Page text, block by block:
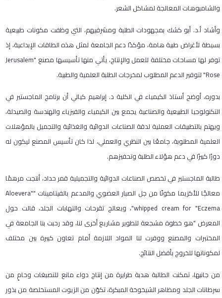
والشامبوهات المعالجة لمشاكل الشعر.
وأشاد أ.د. أبو كشك بمجهودات الطلبة ومشرفيهم، التي وظفت مكونات طبيعية
بسيطة لأغراض طبية هامة، مؤكدًا دعم الجامعة لمثل هذه الطاقات الإبداعية، إذ
توفر لها مساحات مختلفة للعمل والإنتاج، يأتي منها تأسيسها مصنع "Jerusalem
Rose" لتوفير الدعم المطلوب لمخرجات الطلبة العلمية والطبية.
بدوره، أوضح أستاذ الكيمياء في الكلية د. إبراهيم كيالي أن برنامج الماجستير في
التكنولوجيا الطبيعية والصناعية يجمع بين الكيمياء والفيزياء والهندسة والصيدلة،
ويهتم بالتطبيقات العملية لدقة الصناعات الدوائية والغذائية والتجميل بالمؤهلات
العلمية المطلوبة، جامعًا بين النظري والعملي، لذا كان تأسيس المصنع ليكون له
دورًا كبيرًا في دعم هؤلاء الطلبة وتحفيزهم.
طالبة الماجستير في تخصص الصناعات الدوائية والتجميلية قمر حداد، أنتجت مرهمًا
معالجًا للأكزيما مكونّا من جل الصبار العضوي والمدعم بالفيتامينات ""Aloevera
whipped cream for "Eczema"، ويعالج تقرحات والتهابات الجلد، قالت حول
المعرض "هو خطوة مشجعة لتطوير مشاريع أخرى لنا، وقد رحبت بنا الجامعة في
المختبرات والمصنع ووفرت لنا المواد اللازمة أمام تعاون كبيرة بين مختلف
لمكوناتها للخروج بأفضل النتائج.
من جانبها، تمكنت الطالبة هدبة طرايرة من إنتاج دواء مانع للتصبغات وحامٍ من
سرطانات الجلد ومظاهر الشيخوخة المبكرة، تكوّن من الزيوت المستخلصة من بذور